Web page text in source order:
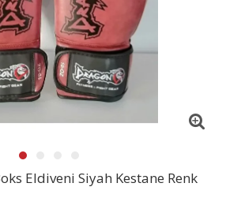
Eldiveni Siyah Kestane Renk